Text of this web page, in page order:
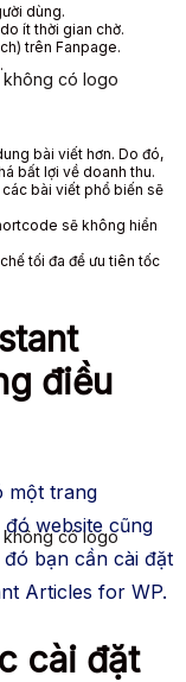
có logo
có logo
dùng.
ít thời gian chờ.
trên Fanpage.
bài viết hơn. Do đó,
bất lợi về doanh thu.
bài viết phổ biến sẽ
sẽ không hiển
tối đa để ưu tiên tốc
điều
một trang
website cũng
bạn cần cài đặt
Articles for WP.
cài đặt